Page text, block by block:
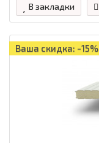
В закладки
Ваша скидка: -15%